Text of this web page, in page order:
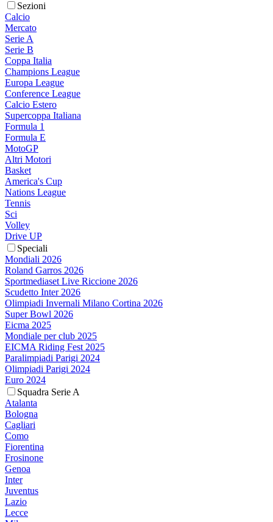
Sezioni
Calcio
Mercato
Serie A
Serie B
Coppa Italia
Champions League
Europa League
Conference League
Calcio Estero
Supercoppa Italiana
Formula 1
Formula E
MotoGP
Altri Motori
Basket
America's Cup
Nations League
Tennis
Sci
Volley
Drive UP
Speciali
Mondiali 2026
Roland Garros 2026
Sportmediaset Live Riccione 2026
Scudetto Inter 2026
Olimpiadi Invernali Milano Cortina 2026
Super Bowl 2026
Eicma 2025
Mondiale per club 2025
EICMA Riding Fest 2025
Paralimpiadi Parigi 2024
Olimpiadi Parigi 2024
Euro 2024
Squadra Serie A
Atalanta
Bologna
Cagliari
Como
Fiorentina
Frosinone
Genoa
Inter
Juventus
Lazio
Lecce